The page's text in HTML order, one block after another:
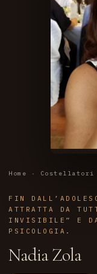
Home · Costellatori
FIN
ATTRATTA DA
INVISIBILE” E DA
PSICOLOGIA.
Nadia Zola